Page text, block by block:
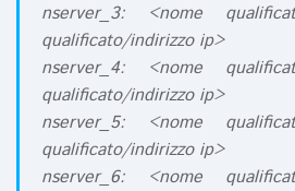
nserver_3: <nome
qualificato/indirizzo ip>
nserver_4: <nome
qualificato/indirizzo ip>
nserver_5: <nome
qualificato/indirizzo ip>
nserver_6: <nome